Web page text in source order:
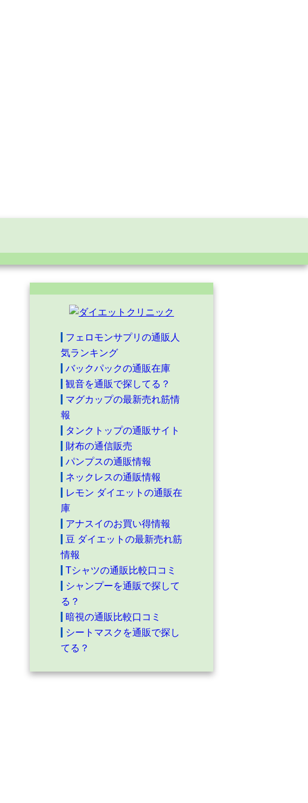
フェロモンサプリの通販人
気ランキング
バックパックの通販在庫
観音を通販で探してる？
マグカップの最新売れ筋情
報
タンクトップの通販サイト
財布の通信販売
パンプスの通販情報
ネックレスの通販情報
レモン ダイエットの通販在
庫
アナスイのお買い得情報
豆 ダイエットの最新売れ筋
情報
Tシャツの通販比較口コミ
シャンプーを通販で探して
る？
暗視の通販比較口コミ
シートマスクを通販で探し
てる？